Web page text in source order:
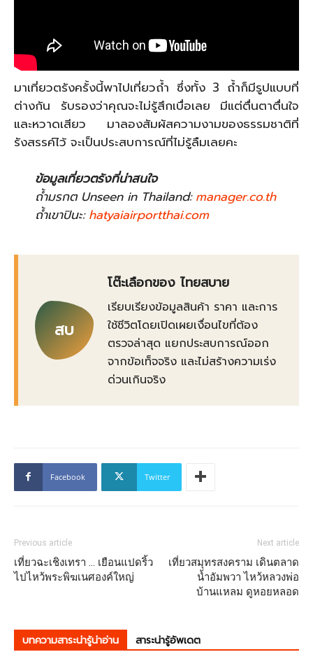
มาเที่ยวตรังครั้งนี้พาไปเที่ยวถ้ำ ซึ่งทั้ง 3 ถ้ำก็มีรูปแบบที่
ต่างกัน รับรองว่าคุณจะไม่รู้สึกเบื่อเลย มีแต่ตื่นตาตื่นใจ
และหวาดเสียว มาลองสัมผัสความงามของธรรมชาติที่
รังสรรค์ไว้ จะเป็นประสบการณ์ที่ไม่รู้ลืมเลยคะ
ข้อมูลเที่ยวตรังที่น่าสนใจ
ถ้ำมรกต Unseen in Thailand:manager.co.th
ถ้ำเขาปินะ:hatyaiairportthai.com
สบ
โต๊ะเลือกของ ไทยสบาย
เรียบเรียงข้อมูลสินค้า ราคา และการ
ใช้ชีวิตโดยเปิดเผยเงื่อนไขที่ต้อง
ตรวจล่าสุด แยกประสบการณ์ออก
จากข้อเท็จจริง และไม่สร้างความเร่ง
ด่วนเกินจริง
Facebook Twitter
Previous article
เที่ยวฉะเชิงเทรา … เยือนแปดริ้ว
ไปไหว้พระพิฆเนศองค์ใหญ่
Next article
เที่ยวสมุทรสงคราม เดินตลาด
น้ำอัมพวา ไหว้หลวงพ่อ
บ้านแหลม ดูหอยหลอด
บทความสาระน่ารู้น่าอ่าน สาระน่ารู้อัพเดต